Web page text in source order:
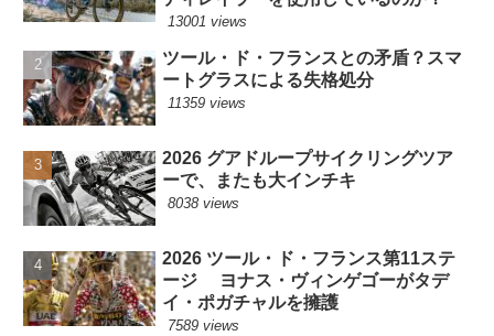
13001 views
ツール・ド・フランスとの矛盾？スマ
ートグラスによる失格処分
11359 views
2026 グアドループサイクリングツア
ーで、またも大インチキ
8038 views
2026 ツール・ド・フランス第11ステ
ージ ヨナス・ヴィンゲゴーがタデ
イ・ポガチャルを擁護
7589 views